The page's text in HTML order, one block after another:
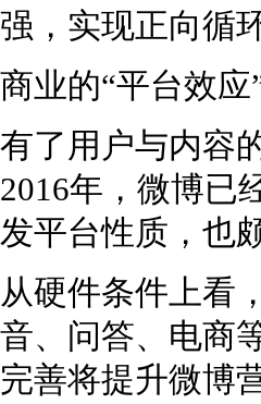
强，实现正向循环
商业的“平台效应
有了用户与内容
2016年，微博已
发平台性质，也
从硬件条件上看
音、问答、电商
完善将提升微博